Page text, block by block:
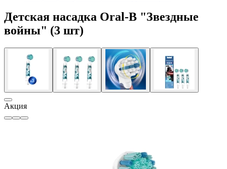
Детская насадка Oral-B "Звездные
войны" (3 шт)
Акция